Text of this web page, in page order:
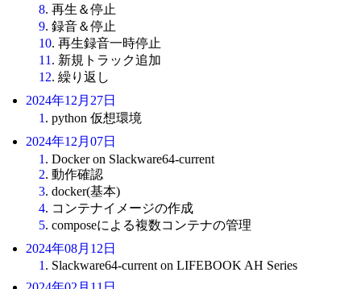
8. 再生＆停止
9. 録音＆停止
10. 再生録音一時停止
11 . 新規トラック追加
12. 繰り返し
2024年12月27日
1 . python 仮想環境
2024年12月07日
1 . Docker on Slackware64-current
2. 動作確認
3. docker(基本)
4. コンテナイメージの作成
5. composeによる複数コンテナの管理
2024年08月12日
1. Slackware64-current on LIFEBOOK AH Series